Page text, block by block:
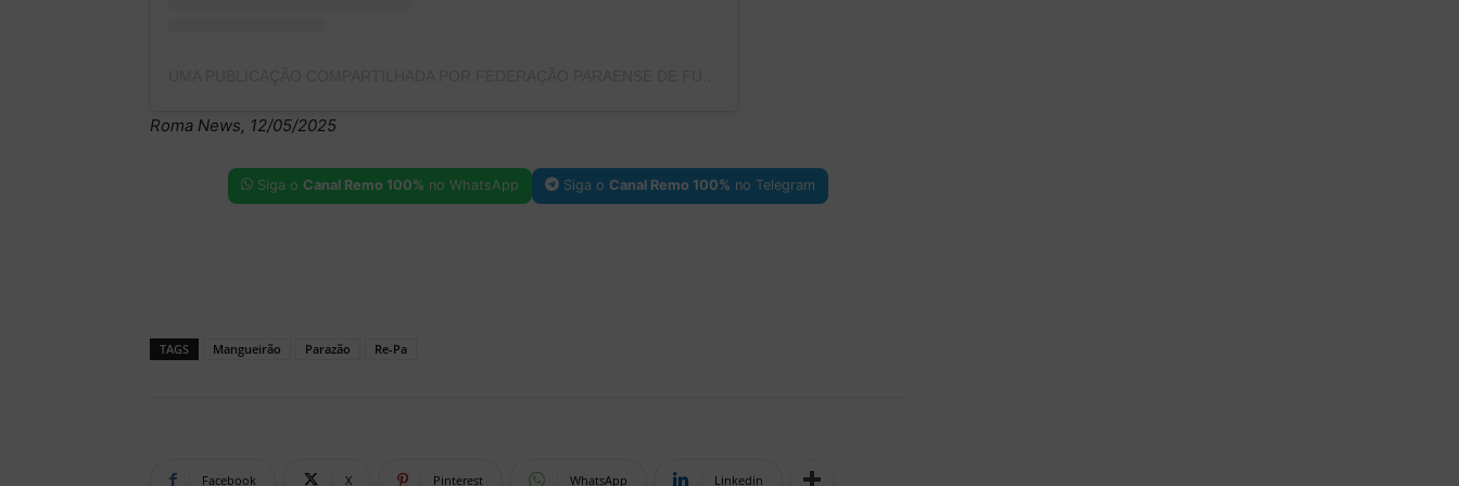
Roma News, 12/05/2025
Siga o Canal Remo 100% no WhatsApp Siga o Canal Remo 100% no Telegram
TAGS Mangueirão Parazão Re-Pa
Facebook X Pinterest WhatsApp Linkedin